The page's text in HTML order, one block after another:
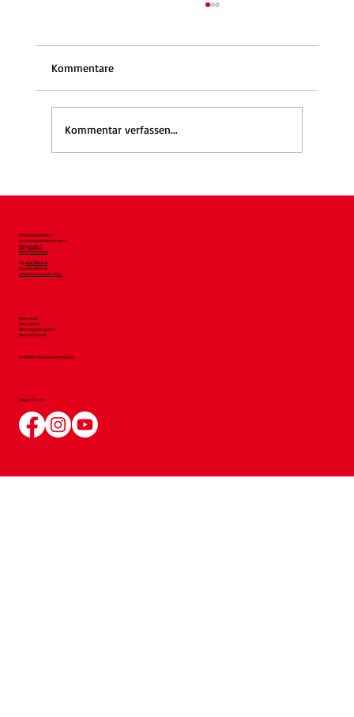
Kommentare
Kommentar verfassen...
Arbeiterwohlfahrt
Kreisverband Mannheim e.V.
Murgstraße 3
68167 Mannheim
Tel.0621 33819-0
Fax 0621 33819-54
info@awo-mannheim.de
Impressum
Datenschutz
Hinweisgebersystem
Barrierefreiheit
© AWO Kreisverband Mannheim
Folgen Sie uns: